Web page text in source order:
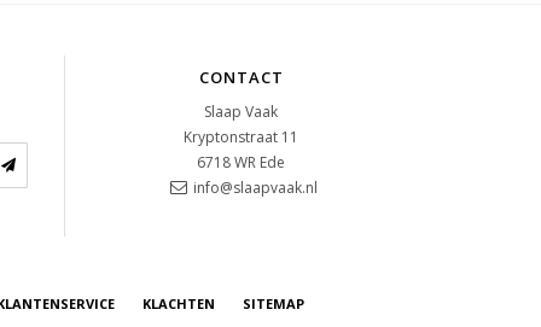
CONTACT
Slaap Vaak
Kryptonstraat 11
6718 WR Ede
info@slaapvaak.nl
KLACHTEN SITEMAP